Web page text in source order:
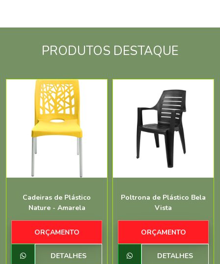
PRODUTOS DESTAQUE
Cadeiras de Plástico
Nature - Amarela
ORÇAMENTO
DETALHES
Poltrona de Plástico Bela
Vista
ORÇAMENTO
DETALHES